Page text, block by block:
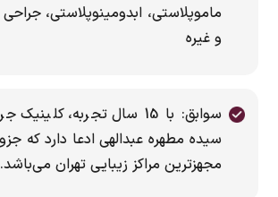
ماموپلاستی، ابدومینوپلاستی،
و غیره
سوابق: با 15 سال تجربه،
سیده مطهره عبدالهی ادعا دارد که
مجهزترین مراکز زیبایى تهران مى‌باشد.